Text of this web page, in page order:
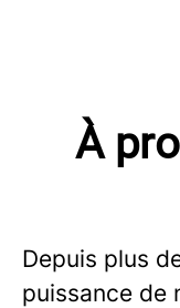
À
Depuis plus
puissance de